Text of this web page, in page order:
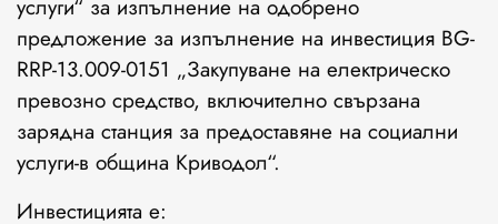
услуги“ за изпълнение на одобрено
предложение за изпълнение на инвестиция BG-
RRP-13.009-0151 „Закупуване на електрическо
превозно средство, включително свързана
зарядна станция за предоставяне на социални
услуги-в община Криводол“.
Инвестицията е: